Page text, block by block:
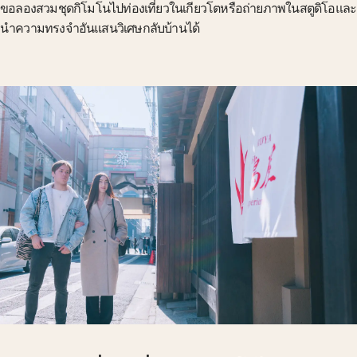
ขอลองสวมชุดกิโมโนไปท่องเที่ยวในเกียวโตหรือถ่ายภาพในสตูดิโอและ
นำความทรงจำอันแสนวิเศษกลับบ้านได้